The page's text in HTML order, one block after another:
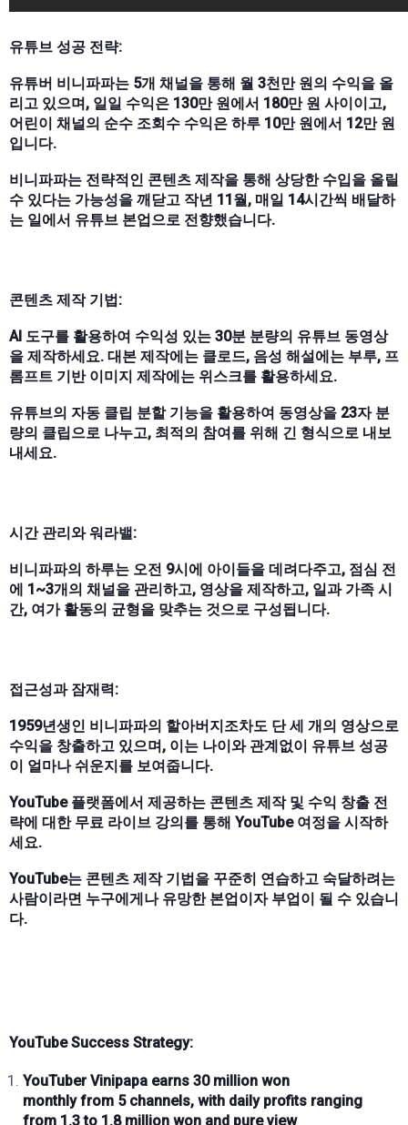
유튜브 성공 전략:
유튜버 비니파파는 5개 채널을 통해 월 3천만 원의 수익을 올
리고 있으며, 일일 수익은 130만 원에서 180만 원 사이이고,
어린이 채널의 순수 조회수 수익은 하루 10만 원에서 12만 원
입니다.
비니파파는 전략적인 콘텐츠 제작을 통해 상당한 수입을 올릴
수 있다는 가능성을 깨닫고 작년 11월, 매일 14시간씩 배달하
는 일에서 유튜브 본업으로 전향했습니다.
콘텐츠 제작 기법:
AI 도구를 활용하여 수익성 있는 30분 분량의 유튜브 동영상
을 제작하세요. 대본 제작에는 클로드, 음성 해설에는 부루, 프
롬프트 기반 이미지 제작에는 위스크를 활용하세요.
유튜브의 자동 클립 분할 기능을 활용하여 동영상을 23자 분
량의 클립으로 나누고, 최적의 참여를 위해 긴 형식으로 내보
내세요.
시간 관리와 워라밸:
비니파파의 하루는 오전 9시에 아이들을 데려다주고, 점심 전
에 1~3개의 채널을 관리하고, 영상을 제작하고, 일과 가족 시
간, 여가 활동의 균형을 맞추는 것으로 구성됩니다.
접근성과 잠재력:
1959년생인 비니파파의 할아버지조차도 단 세 개의 영상으로
수익을 창출하고 있으며, 이는 나이와 관계없이 유튜브 성공
이 얼마나 쉬운지를 보여줍니다.
YouTube 플랫폼에서 제공하는 콘텐츠 제작 및 수익 창출 전
략에 대한 무료 라이브 강의를 통해 YouTube 여정을 시작하
세요.
YouTube는 콘텐츠 제작 기법을 꾸준히 연습하고 숙달하려는
사람이라면 누구에게나 유망한 본업이자 부업이 될 수 있습니
다.
YouTube Success Strategy:
YouTuber Vinipapa earns 30 million won
monthlyfrom 5 channels, with daily profits ranging
from 1.3 to 1.8 million won and pure view